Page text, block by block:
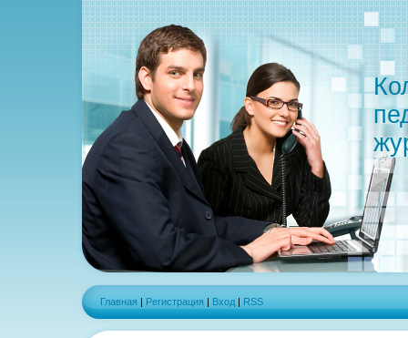
Главная | Регистрация | Вход | RSS